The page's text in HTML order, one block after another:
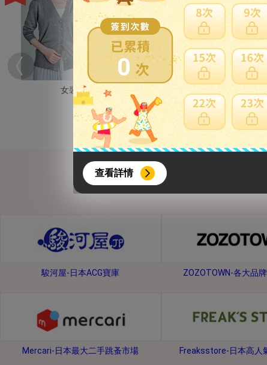
0
活動期間：
本月每完成簽到7次，系統會即
會員需完成手機認證才可參加
查看詳情
女裝
男裝
駿河屋-日本ACG寶庫 ZOZOTOWN-各大品
Mercari-日本最大二手跳蚤市場 Freaksstore-日本高人